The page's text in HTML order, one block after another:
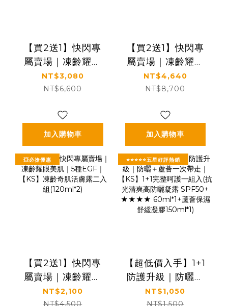
【買2送1】快閃專
屬賣場｜凍齡耀眼
美肌｜5種EGF｜
【KS】凍齡奇肌全
(50ml*2)
NT$3,080
NT$6,600
加入購物車
【買2送1】快閃專
屬賣場｜凍齡耀眼
美肌｜5種EGF｜
【KS】凍齡奇肌精
(30ml*2)
NT$4,640
NT$8,700
加入購物車
💥必搶優惠
【買2送1】快閃專
屬賣場｜凍齡耀眼
美肌｜5種EGF｜
NT$2,100
NT$4,500
⭐⭐⭐⭐⭐五星好評熱銷
【超低價入手】1+1
防護升級｜防曬＋
蘆薈一次帶走｜
NT$1,050
NT$1,500